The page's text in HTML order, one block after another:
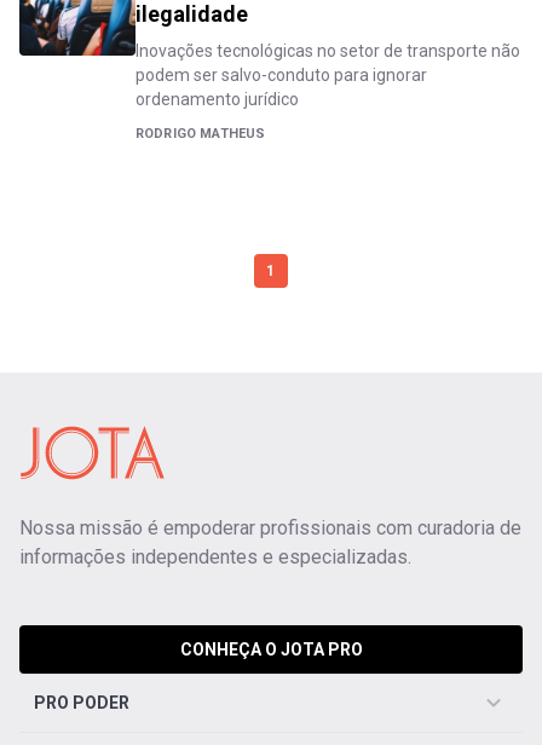
ilegalidade
Inovações tecnológicas no setor de transporte não
podem ser salvo-conduto para ignorar
ordenamento jurídico
RODRIGO MATHEUS
1
Nossa missão é empoderar profissionais com curadoria de
informações independentes e especializadas.
CONHEÇA O JOTA PRO
PRO PODER